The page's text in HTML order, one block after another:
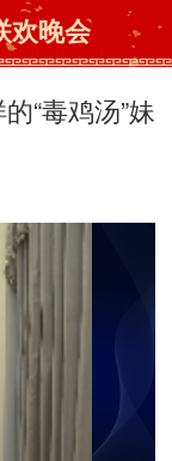
欢晚会
“毒鸡汤”妹